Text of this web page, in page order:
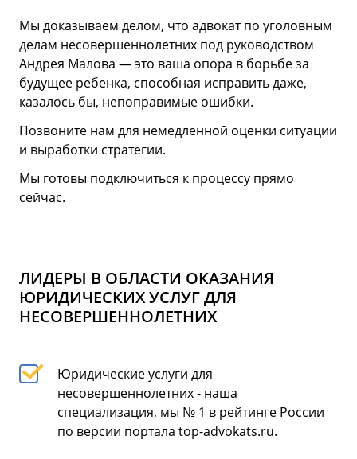
Мы доказываем делом, что адвокат по уголовным
делам несовершеннолетних под руководством
Андрея Малова — это ваша опора в борьбе за
будущее ребенка, способная исправить даже,
казалось бы, непоправимые ошибки.
Позвоните нам для немедленной оценки ситуации
и выработки стратегии.
Мы готовы подключиться к процессу прямо
сейчас.
ЛИДЕРЫ В ОБЛАСТИ ОКАЗАНИЯ
ЮРИДИЧЕСКИХ УСЛУГ ДЛЯ
НЕСОВЕРШЕННОЛЕТНИХ
Юридические услуги для
несовершеннолетних - наша
специализация, мы № 1 в рейтинге России
по версии портала top-advokats.ru.